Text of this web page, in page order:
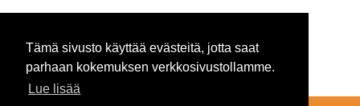
Tämä sivusto käyttää evästeitä, jotta saat
parhaan kokemuksen verkkosivustollamme.
Lue lisää